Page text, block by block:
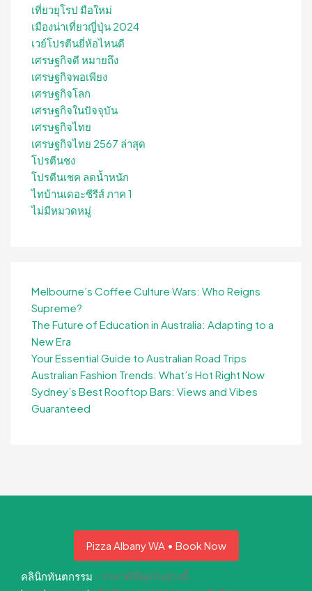
เที่ยวยุโรป มือใหม่
เมืองน่าเที่ยวญี่ปุ่น 2024
เวย์โปรตีนยี่ห้อไหนดี
เศรษฐกิจดี หมายถึง
เศรษฐกิจพอเพียง
เศรษฐกิจโลก
เศรษฐกิจในปัจจุบัน
เศรษฐกิจไทย
เศรษฐกิจไทย 2567 ล่าสุด
โปรตีนชง
โปรตีนเชค ลดน้ำหนัก
ไทบ้านเดอะซีรีส์ ภาค 1
ไม่มีหมวดหมู่
Melbourne’s Coffee Culture Wars: Who Reigns
Supreme?
The Future of Education in Australia: Adapting to a
New Era
Your Essential Guide to Australian Road Trips
Australian Fashion Trends: What’s Hot Right Now
Sydney’s Best Rooftop Bars: Views and Vibes
Guaranteed
Pizza Albany WA • Book Now
คลินิกทันตกรรม - ราคาดีที่สุดในช่วงนี้